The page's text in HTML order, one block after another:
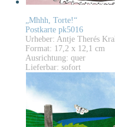
„Mhhh, Torte!“
Postkarte pk5016
Urheber: Antje Therés Kral
Format: 17,2 x 12,1 cm
Ausrichtung: quer
Lieferbar: sofort